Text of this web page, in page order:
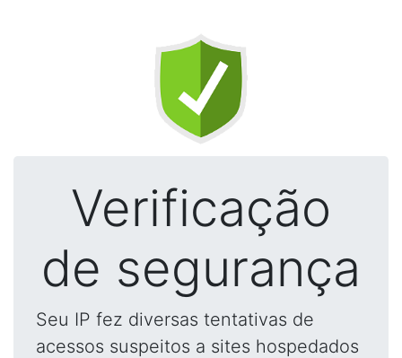
Verificação
de segurança
Seu IP fez diversas tentativas de
acessos suspeitos a sites hospedados